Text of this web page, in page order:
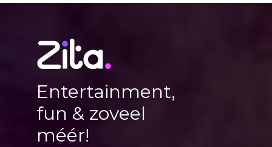
Entertainment,
fun & zoveel
méér!